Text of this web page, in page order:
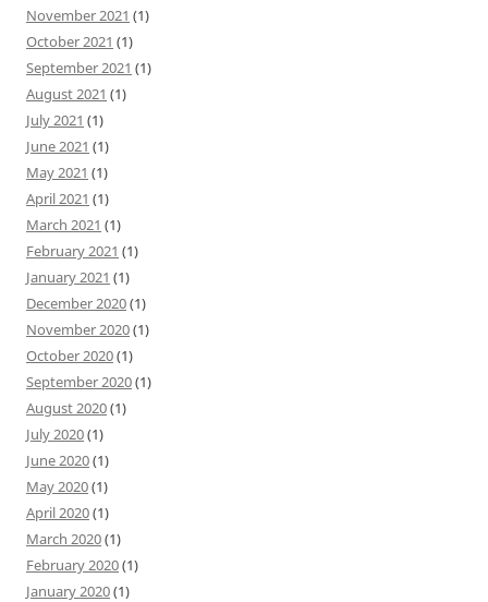
November 2021 (1)
October 2021 (1)
September 2021 (1)
August 2021 (1)
July 2021 (1)
June 2021 (1)
May 2021 (1)
April 2021 (1)
March 2021 (1)
February 2021 (1)
January 2021 (1)
December 2020(1)
November 2020(1)
October 2020(1)
September 2020(1)
August 2020(1)
July 2020(1)
June 2020(1)
May 2020(1)
April 2020(1)
March 2020(1)
February 2020(1)
January 2020(1)